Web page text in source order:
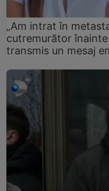
„Am intrat în
cutremurător
transmis un mesaj